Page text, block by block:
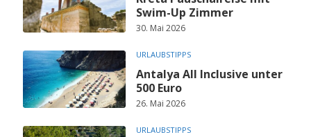
Swim-Up Zimmer
30. Mai 2026
URLAUBSTIPPS
Antalya All Inclusive unter
500 Euro
26. Mai 2026
URLAUBSTIPPS